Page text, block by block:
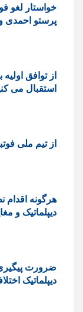
خواستار لغو
پرستو احمدی
از توافق
استقبال می
از تیم ملی
هرگونه
دیپلماتیک و
ضرورت
دیپلماتیک